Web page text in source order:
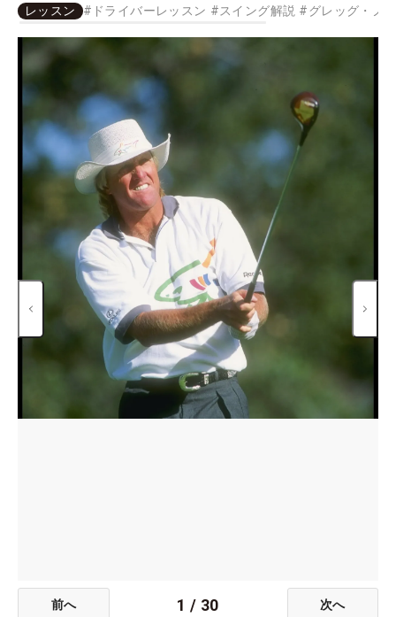
レッスン # ドライバーレッスン #スイング解説 #グレッグ・ノ
前へ 1 / 30 次へ